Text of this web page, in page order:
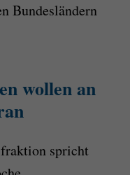
Bundesländern
wollen an
spricht